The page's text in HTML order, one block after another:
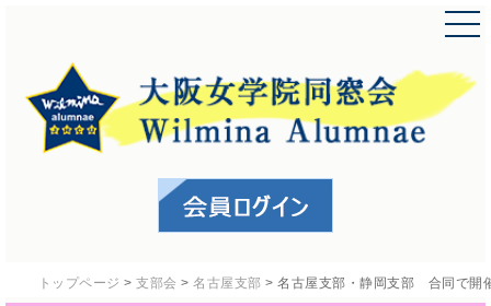
トップページ > 支部会 > 名古屋支部 > 名古屋支部・静岡支部 合同で開